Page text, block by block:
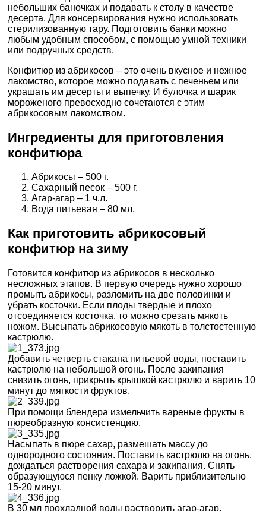
небольших баночках и подавать к столу в качестве
десерта. Для консервирования нужно использовать
стерилизованную тару. Подготовить банки можно
любым удобным способом, с помощью умной техники
или подручных средств.
Конфитюр из абрикосов – это очень вкусное и нежное
лакомство, которое можно подавать с печеньем или
украшать им десерты и выпечку. И булочка и шарик
мороженого превосходно сочетаются с этим
абрикосовым лакомством.
Ингредиенты для приготовления
конфитюра
Абрикосы – 500 г.
Сахарный песок – 500 г.
Агар-агар – 1 ч.л.
Вода питьевая – 80 мл.
Как приготовить абрикосовый
конфитюр на зиму
Готовится конфитюр из абрикосов в несколько
несложных этапов. В первую очередь нужно хорошо
промыть абрикосы, разломить на две половинки и
убрать косточки. Если плоды твердые и плохо
отсоединяется косточка, то можно срезать мякоть
ножом. Высыпать абрикосовую мякоть в толстостенную
кастрюлю.
Добавить четверть стакана питьевой воды, поставить
кастрюлю на небольшой огонь. После закипания
снизить огонь, прикрыть крышкой кастрюлю и варить 10
минут до мягкости фруктов.
При помощи блендера измельчить вареные фрукты в
пюреобразную консистенцию.
Насыпать в пюре сахар, размешать массу до
однородного состояния. Поставить кастрюлю на огонь,
дождаться растворения сахара и закипания. Снять
образующуюся пенку ложкой. Варить приблизительно
15-20 минут.
В 30 мл прохладной воды растворить агар-агар,